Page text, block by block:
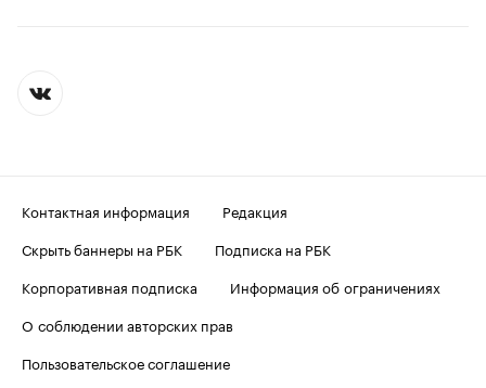
Контактная информация
Редакция
Скрыть баннеры на РБК
Подписка на РБК
Корпоративная подписка
Информация об ограничениях
О соблюдении авторских прав
Пользовательское соглашение